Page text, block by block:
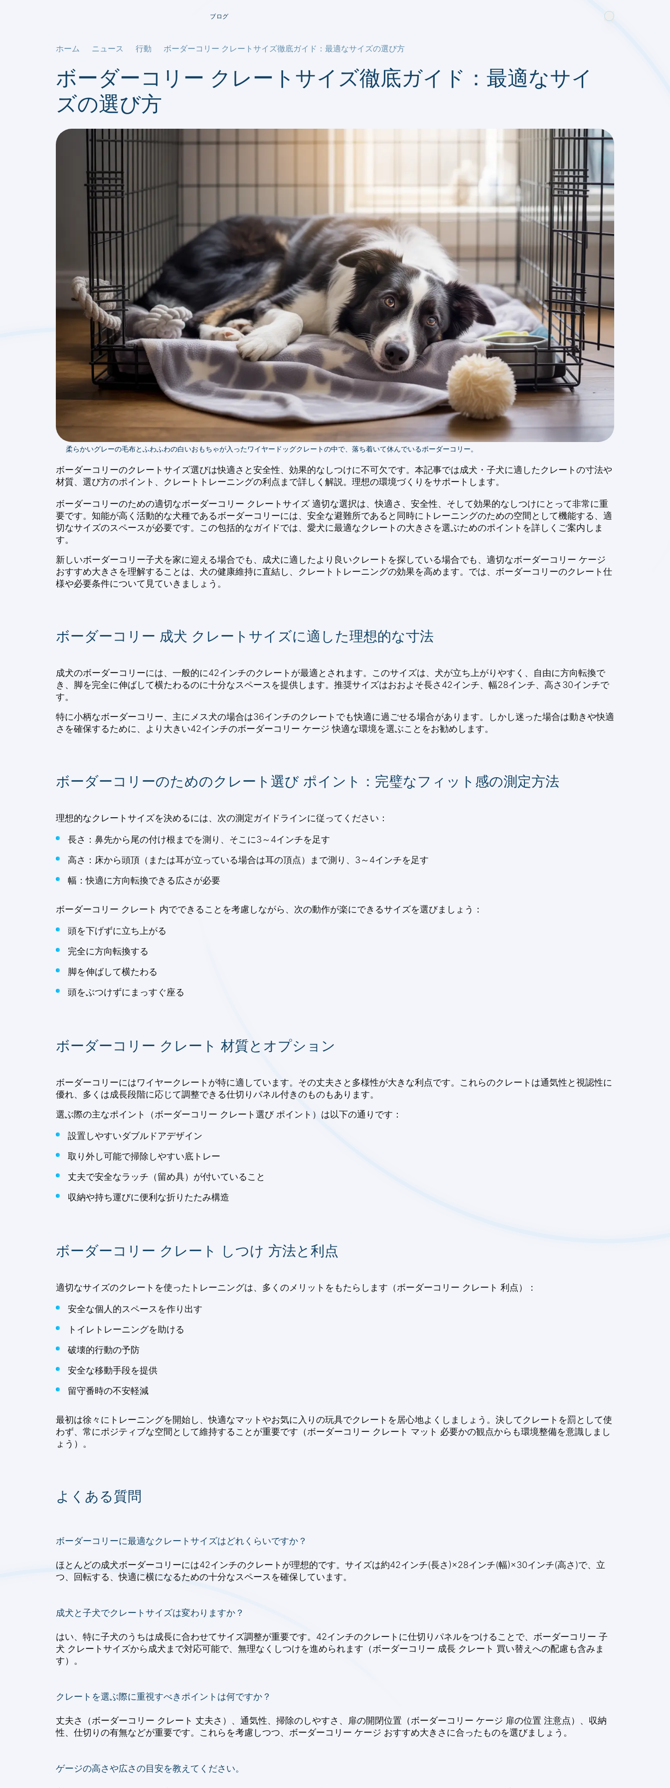
ブログ
ホーム ニュース 行動 ボーダーコリー クレートサイズ徹底ガイド：最適なサイズの選び方
ボーダーコリー クレートサイズ徹底ガイド：最適なサイ
ズの選び方
柔らかいグレーの毛布とふわふわの白いおもちゃが入ったワイヤードッグクレートの中で、落ち着いて休んでいるボーダーコリー。
ボーダーコリーのクレートサイズ選びは快適さと安全性、効果的なしつけに不可欠です。本記事では成犬・子犬に適したクレートの寸法や
材質、選び方のポイント、クレートトレーニングの利点まで詳しく解説。理想の環境づくりをサポートします。
ボーダーコリーのための適切なボーダーコリー クレートサイズ 適切な選択は、快適さ、安全性、そして効果的なしつけにとって非常に重
要です。知能が高く活動的な犬種であるボーダーコリーには、安全な避難所であると同時にトレーニングのための空間として機能する、適
切なサイズのスペースが必要です。この包括的なガイドでは、愛犬に最適なクレートの大きさを選ぶためのポイントを詳しくご案内しま
す。
新しいボーダーコリー子犬を家に迎える場合でも、成犬に適したより良いクレートを探している場合でも、適切なボーダーコリー ケージ
おすすめ大きさを理解することは、犬の健康維持に直結し、クレートトレーニングの効果を高めます。では、ボーダーコリーのクレート仕
様や必要条件について見ていきましょう。
ボーダーコリー 成犬 クレートサイズに適した理想的な寸法
成犬のボーダーコリーには、一般的に42インチのクレートが最適とされます。このサイズは、犬が立ち上がりやすく、自由に方向転換で
き、脚を完全に伸ばして横たわるのに十分なスペースを提供します。推奨サイズはおおよそ長さ42インチ、幅28インチ、高さ30インチで
す。
特に小柄なボーダーコリー、主にメス犬の場合は36インチのクレートでも快適に過ごせる場合があります。しかし迷った場合は動きや快適
さを確保するために、より大きい42インチのボーダーコリー ケージ 快適な環境を選ぶことをお勧めします。
ボーダーコリーのためのクレート選び ポイント：完璧なフィット感の測定方法
理想的なクレートサイズを決めるには、次の測定ガイドラインに従ってください：
長さ：鼻先から尾の付け根までを測り、そこに3～4インチを足す
高さ：床から頭頂（または耳が立っている場合は耳の頂点）まで測り、3～4インチを足す
幅：快適に方向転換できる広さが必要
ボーダーコリー クレート 内でできることを考慮しながら、次の動作が楽にできるサイズを選びましょう：
頭を下げずに立ち上がる
完全に方向転換する
脚を伸ばして横たわる
頭をぶつけずにまっすぐ座る
ボーダーコリー クレート 材質とオプション
ボーダーコリーにはワイヤークレートが特に適しています。その丈夫さと多様性が大きな利点です。これらのクレートは通気性と視認性に
優れ、多くは成長段階に応じて調整できる仕切りパネル付きのものもあります。
選ぶ際の主なポイント（ボーダーコリー クレート選び ポイント）は以下の通りです：
設置しやすいダブルドアデザイン
取り外し可能で掃除しやすい底トレー
丈夫で安全なラッチ（留め具）が付いていること
収納や持ち運びに便利な折りたたみ構造
ボーダーコリー クレート しつけ 方法と利点
適切なサイズのクレートを使ったトレーニングは、多くのメリットをもたらします（ボーダーコリー クレート 利点）：
安全な個人的スペースを作り出す
トイレトレーニングを助ける
破壊的行動の予防
安全な移動手段を提供
留守番時の不安軽減
最初は徐々にトレーニングを開始し、快適なマットやお気に入りの玩具でクレートを居心地よくしましょう。決してクレートを罰として使
わず、常にポジティブな空間として維持することが重要です（ボーダーコリー クレート マット 必要かの観点からも環境整備を意識しまし
ょう）。
よくある質問
ボーダーコリーに最適なクレートサイズはどれくらいですか？
ほとんどの成犬ボーダーコリーには42インチのクレートが理想的です。サイズは約42インチ(長さ)×28インチ(幅)×30インチ(高さ)で、立
つ、回転する、快適に横になるための十分なスペースを確保しています。
成犬と子犬でクレートサイズは変わりますか？
はい、特に子犬のうちは成長に合わせてサイズ調整が重要です。42インチのクレートに仕切りパネルをつけることで、ボーダーコリー 子
犬 クレートサイズから成犬まで対応可能で、無理なくしつけを進められます（ボーダーコリー 成長 クレート 買い替えへの配慮も含みま
す）。
クレートを選ぶ際に重視すべきポイントは何ですか？
丈夫さ（ボーダーコリー クレート 丈夫さ）、通気性、掃除のしやすさ、扉の開閉位置（ボーダーコリー ケージ 扉の位置 注意点）、収納
性、仕切りの有無などが重要です。これらを考慮しつつ、ボーダーコリー ケージ おすすめ大きさに合ったものを選びましょう。
ゲージの高さや広さの目安を教えてください。